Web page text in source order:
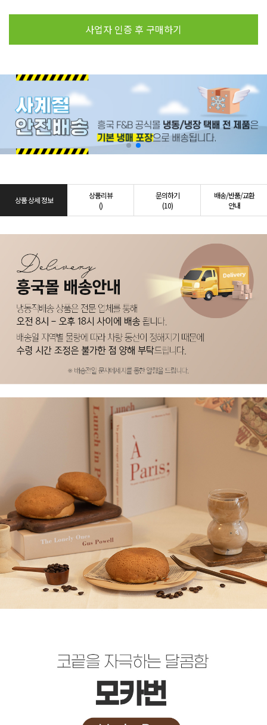
사업자 인증 후 구매하기
상품 상세 정보
상품리뷰
()
문의하기
(10)
배송/반품/교환
안내